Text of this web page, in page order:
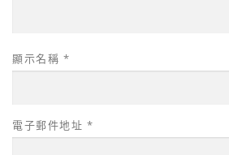
顯示名稱 *
電子郵件地址 *